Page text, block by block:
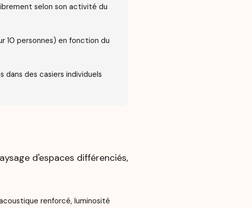
selon son activité du
10 personnes) en fonction du
dans des casiers individuels
d'espaces différenciés,
renforcé, luminosité